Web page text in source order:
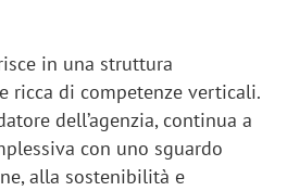
in una struttura
ricca di competenze verticali.
dell’agenzia, continua a
con uno sguardo
alla sostenibilità e